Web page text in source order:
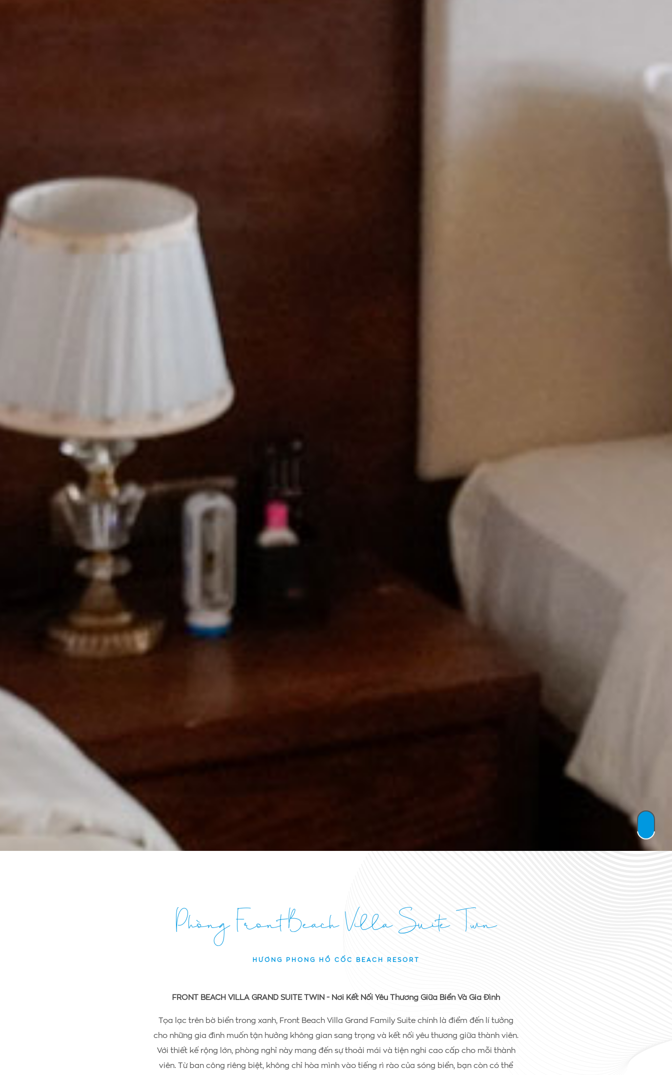
Phòng Front Beach Villa Suite Twin
HƯƠNG PHONG HỒ CỐC BEACH RESORT
FRONT BEACH VILLA GRAND SUITE TWIN - Nơi Kết Nối Yêu Thương Giữa Biển Và Gia Đình
Tọa lạc trên bờ biển trong xanh, Front Beach Villa Grand Family Suite chính là điểm đến lí tưởng
cho những gia đình muốn tận hưởng không gian sang trọng và kết nối yêu thương giữa thành viên.
Với thiết kế rộng lớn, phòng nghỉ này mang đến sự thoải mái và tiện nghi cao cấp cho mỗi thành
viên. Từ ban công riêng biệt, không chỉ hòa mình vào tiếng rì rào của sóng biển, bạn còn có thể